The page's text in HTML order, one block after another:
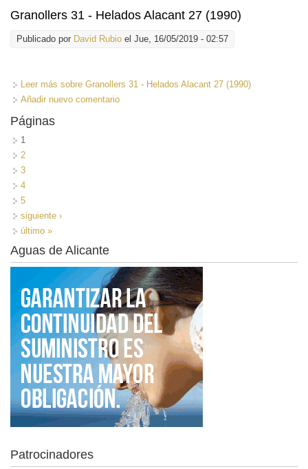
Granollers 31 - Helados Alacant 27 (1990)
Publicado por David Rubio el Jue, 16/05/2019 - 02:57
Leer más sobre Granollers 31 - Helados Alacant 27 (1990)
Añadir nuevo comentario
Páginas
1
2
3
4
5
siguiente ›
último »
Aguas de Alicante
Patrocinadores